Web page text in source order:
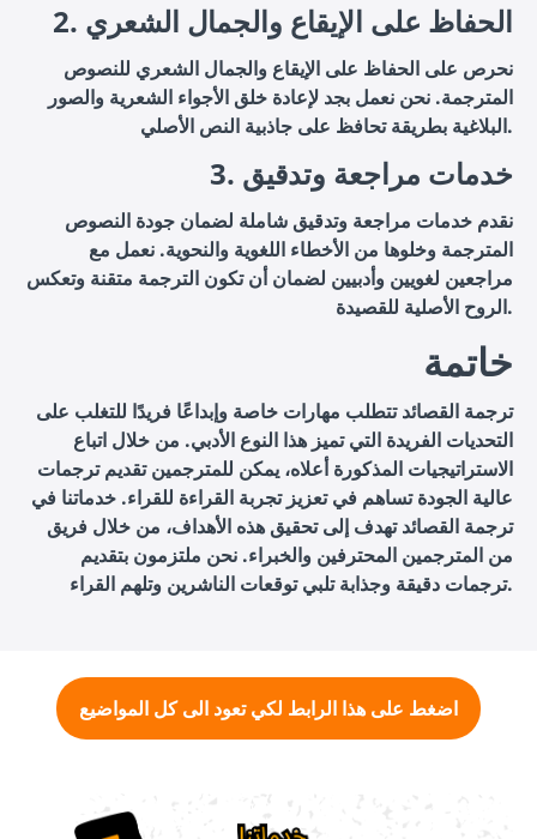
2. الحفاظ على الإيقاع والجمال الشعري
نحرص على الحفاظ على الإيقاع والجمال الشعري للنصوص
المترجمة. نحن نعمل بجد لإعادة خلق الأجواء الشعرية والصور
البلاغية بطريقة تحافظ على جاذبية النص الأصلي.
3. خدمات مراجعة وتدقيق
نقدم خدمات مراجعة وتدقيق شاملة لضمان جودة النصوص
المترجمة وخلوها من الأخطاء اللغوية والنحوية. نعمل مع
مراجعين لغويين وأدبيين لضمان أن تكون الترجمة متقنة وتعكس
الروح الأصلية للقصيدة.
خاتمة
ترجمة القصائد تتطلب مهارات خاصة وإبداعًا فريدًا للتغلب على
التحديات الفريدة التي تميز هذا النوع الأدبي. من خلال اتباع
الاستراتيجيات المذكورة أعلاه، يمكن للمترجمين تقديم ترجمات
عالية الجودة تساهم في تعزيز تجربة القراءة للقراء. خدماتنا في
ترجمة القصائد تهدف إلى تحقيق هذه الأهداف، من خلال فريق
من المترجمين المحترفين والخبراء. نحن ملتزمون بتقديم
ترجمات دقيقة وجذابة تلبي توقعات الناشرين وتلهم القراء.
اضغط على هذا الرابط لكي تعود الى كل المواضيع